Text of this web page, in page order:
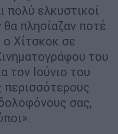
πολύ ελκυστικοί
πλησίαζαν ποτέ
Χίτσκοκ σε
του
τον Ιούνιο του
περισσότερους
σας,